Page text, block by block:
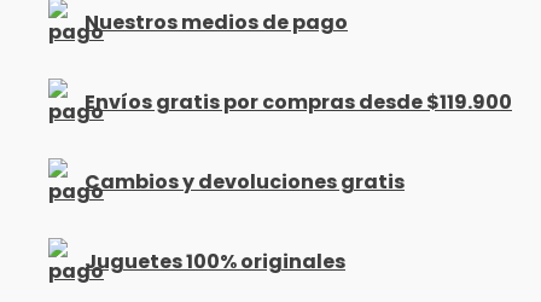
Nuestros medios de pago
Envíos gratis por compras desde $119.900
Cambios y devoluciones gratis
Juguetes 100% originales